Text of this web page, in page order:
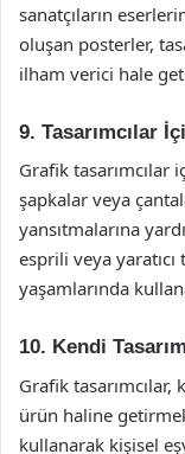
sanatçıların
oluşan posterler,
ilham verici hale
9. Tasarımcılar
Grafik tasarımcılar
şapkalar veya
yansıtmalarına
esprili veya
yaşamlarında
10. Kendi
Grafik tasarımcılar,
ürün haline
kullanarak kişisel